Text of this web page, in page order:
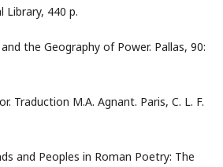
Library, 440 p.
the Geography of Power. Pallas, 90:
Traduction M.A. Agnant. Paris, C. L. F.
and Peoples in Roman Poetry: The